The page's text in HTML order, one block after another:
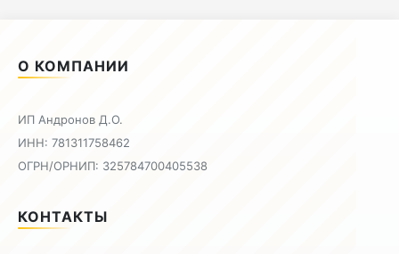
О КОМПАНИИ
ИП Андронов Д.О.
ИНН: 781311758462
ОГРН/ОРНИП: 325784700405538
КОНТАКТЫ